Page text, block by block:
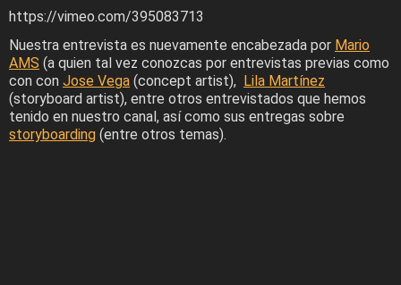
https://vimeo.com/395083713
Nuestra entrevista es nuevamente encabezada por Mario
AMS (a quien tal vez conozcas por entrevistas previas como
con con Jose Vega (concept artist), Lila Martínez
(storyboard artist), entre otros entrevistados que hemos
tenido en nuestro canal, así como sus entregas sobre
storyboarding (entre otros temas).